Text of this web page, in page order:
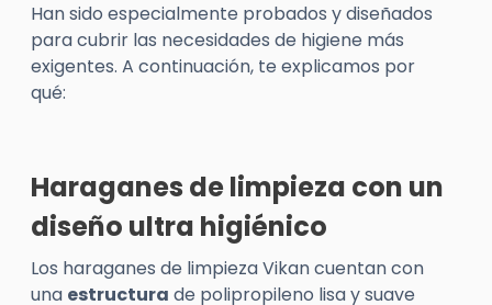
Han sido especialmente probados y diseñados
para cubrir las necesidades de higiene más
exigentes. A continuación, te explicamos por
qué:
Haraganes de limpieza con un
diseño ultra higiénico
Los haraganes de limpieza Vikan cuentan con
una estructura de polipropileno lisa y suave